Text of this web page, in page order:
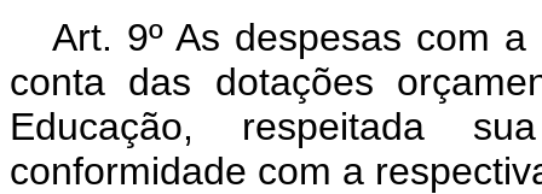
Art. 9º As despesas com
conta das dotações
Educação, respeitada
conformidade com a